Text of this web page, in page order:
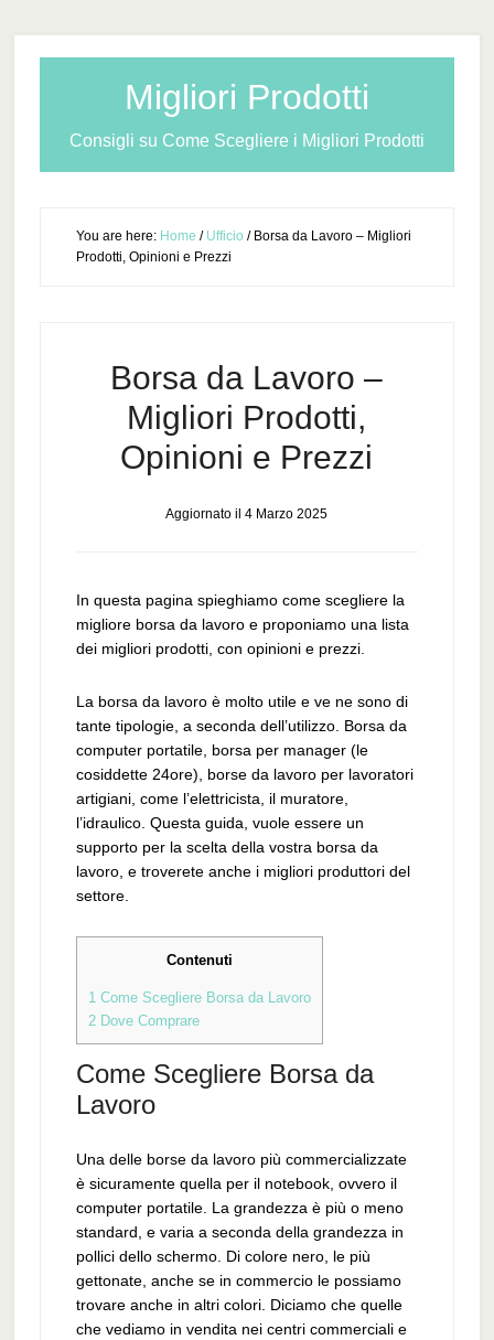
Migliori Prodotti
Consigli su Come Scegliere i Migliori Prodotti
You are here: Home / Ufficio /Borsa da Lavoro – Migliori
Prodotti, Opinioni e Prezzi
Borsa da Lavoro –
Migliori Prodotti,
Opinioni e Prezzi
Aggiornato il4 Marzo 2025
In questa pagina spieghiamo come scegliere la
migliore borsa da lavoro e proponiamo una lista
dei migliori prodotti, con opinioni e prezzi.
La borsa da lavoro è molto utile e ve ne sono di
tante tipologie, a seconda dell’utilizzo. Borsa da
computer portatile, borsa per manager (le
cosiddette 24ore), borse da lavoro per lavoratori
artigiani, come l’elettricista, il muratore,
l’idraulico. Questa guida, vuole essere un
supporto per la scelta della vostra borsa da
lavoro, e troverete anche i migliori produttori del
settore.
Contenuti
1Come Scegliere Borsa da Lavoro
2Dove Comprare
Come Scegliere Borsa da
Lavoro
Una delle borse da lavoro più commercializzate
è sicuramente quella per il notebook, ovvero il
computer portatile. La grandezza è più o meno
standard, e varia a seconda della grandezza in
pollici dello schermo. Di colore nero, le più
gettonate, anche se in commercio le possiamo
trovare anche in altri colori. Diciamo che quelle
che vediamo in vendita nei centri commerciali e